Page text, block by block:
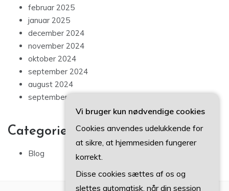
februar 2025
januar 2025
december 2024
november 2024
oktober 2024
september 2024
august 2024
september 2023
Categories
Blog
Vi bruger kun nødvendige cookies
Cookies anvendes udelukkende for
at sikre, at hjemmesiden fungerer
korrekt.
Disse cookies sættes af os og
slettes automatisk, når din session